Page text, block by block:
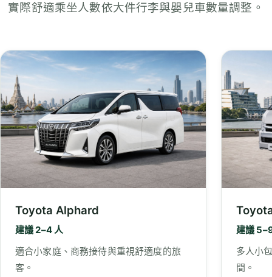
實際舒適乘坐人數依大件行李與嬰兒車數量調整。
Toyota Alphard
建議 2–4 人
適合小家庭、商務接待與重視舒適度的旅
客。
建議
多人小
間。